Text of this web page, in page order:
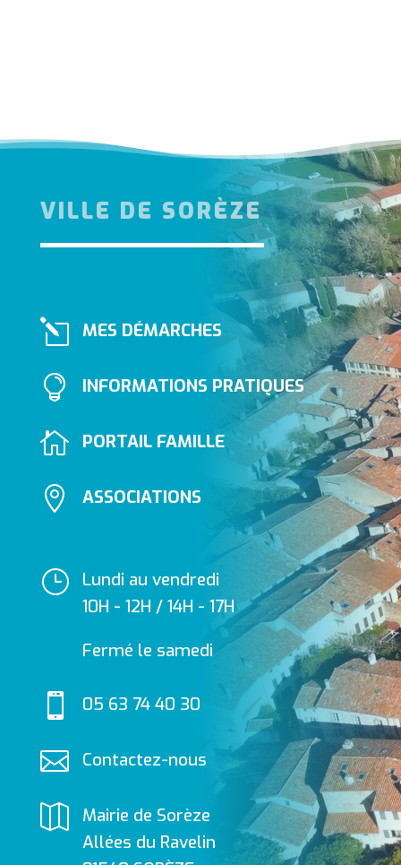
VILLE DE SORÈZE
l MES DÉMARCHES
 INFORMATIONS PRATIQUES
 PORTAIL FAMILLE
 ASSOCIATIONS
}
Lundi au vendredi
10H - 12H / 14H - 17H
Fermé le samedi
 05 63 74 40 30
 Contactez-nous

Mairie de Sorèze
Allées du Ravelin